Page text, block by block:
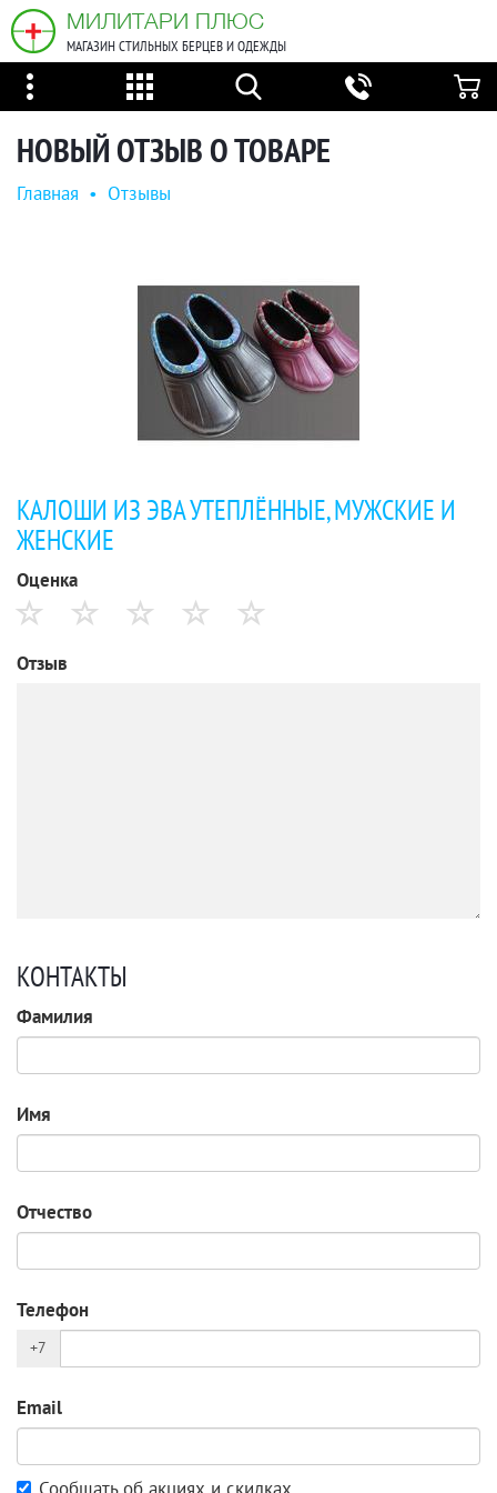
МИЛИТАРИ ПЛЮС
МАГАЗИН СТИЛЬНЫХ БЕРЦЕВ И ОДЕЖДЫ
НОВЫЙ ОТЗЫВ О ТОВАРЕ
Главная • Отзывы
КАЛОШИ ИЗ ЭВА УТЕПЛЁННЫЕ, МУЖСКИЕ И
ЖЕНСКИЕ
Оценка
Отзыв
КОНТАКТЫ
Фамилия
Имя
Отчество
Телефон
+7
Email